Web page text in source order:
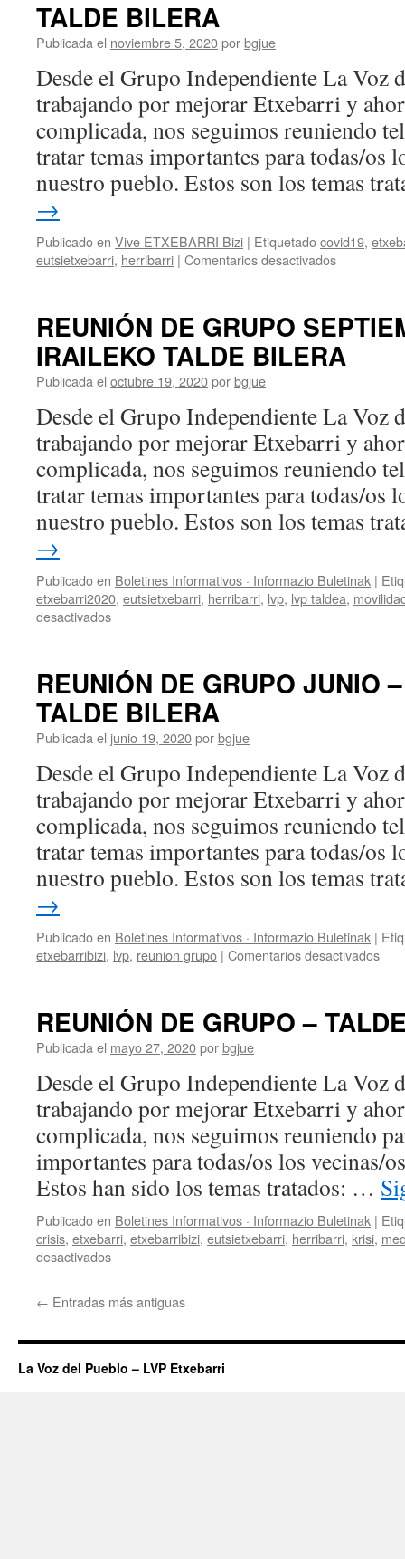
TALDE BILERA
Publicada el noviembre 5, 2020porbgjue
Desde el Grupo Independiente La Voz
trabajando por mejorar Etxebarri y
complicada, nos seguimos reuniendo
tratar temas importantes para todas/os
nuestro pueblo. Estos son los temas
→
Publicado en Vive ETXEBARRI Bizi | Etiquetadocovid19,
eutsietxebarri, herribarri | Comentarios desactivadosen
OCTUBRE
–
URRIKO
REUNIÓN DE GRUPO
IRAILEKO TALDE BILERA
Publicada el octubre 19, 2020porbgjue
Desde el Grupo Independiente La Voz
trabajando por mejorar Etxebarri y
complicada, nos seguimos reuniendo
tratar temas importantes para todas/os
nuestro pueblo. Estos son los temas
→
Publicado en Boletines Informativos · Informazio Buletinak |
etxebarri2020, eutsietxebarri, herribarri, lvp, lvp taldea,
desactivadosen
GRUPO
SEPTIEMBRE
–
IRAILEKO
TALDE
REUNIÓN DE GRUPO JUNIO
TALDE BILERA
Publicada el junio 19, 2020porbgjue
Desde el Grupo Independiente La Voz
trabajando por mejorar Etxebarri y
complicada, nos seguimos reuniendo
tratar temas importantes para todas/os
nuestro pueblo. Estos son los temas
→
Publicado en Boletines Informativos · Informazio Buletinak |
etxebarribizi, lvp, reunion grupo | Comentarios desactivadosen
REUNIÓN DE GRUPO –
Publicada el mayo 27, 2020porbgjue
Desde el Grupo Independiente La Voz
trabajando por mejorar Etxebarri y
complicada, nos seguimos reuniendo
importantes para todas/os los vecinas/
Estos han sido los temas tratados: …
Publicado en Boletines Informativos · Informazio Buletinak |
crisis, etxebarri, etxebarribizi, eutsietxebarri, herribarri, krisi,
desactivadosen
GRUPO
TALDE
BILERA
← Entradas más antiguas
La Voz del Pueblo – LVP Etxebarri